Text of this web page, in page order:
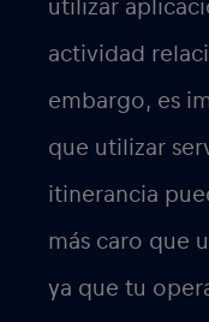
utilizar
actividad
embargo, es
que utilizar
itinerancia
más caro que
ya que tu